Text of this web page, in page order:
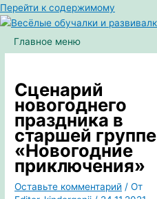
Перейти к содержимому
Главное меню
Сценарий
новогоднего
праздника в
старшей группе
«Новогодние
приключения»
Оставьте комментарий / От